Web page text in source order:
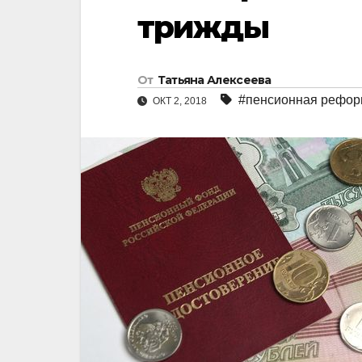
трижды
От Татьяна Алексеева
ОКТ 2, 2018 #пенсионная